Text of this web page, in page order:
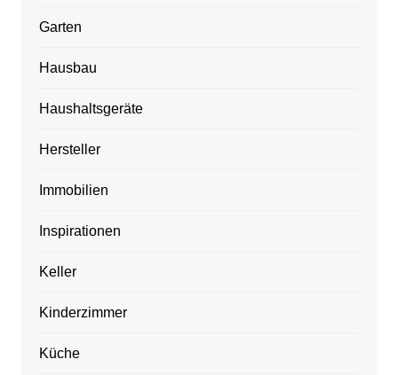
Garten
Hausbau
Haushaltsgeräte
Hersteller
Immobilien
Inspirationen
Keller
Kinderzimmer
Küche